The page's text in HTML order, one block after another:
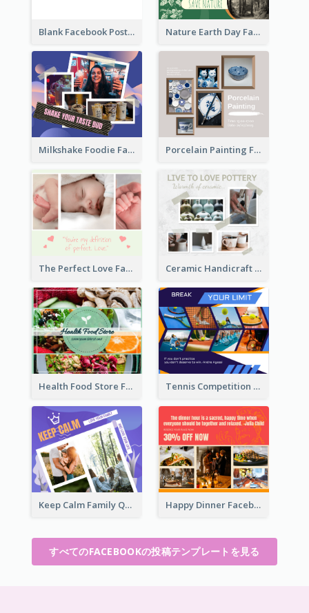
Blank Facebook Post Nature Earth Day Facebook Post
Milkshake Foodie Facebook Post Porcelain Painting Facebook Post
The Perfect Love Facebook Post Ceramic Handicraft Workshop Facebook Post
Health Food Store Facebook Post Tennis Competition Collage Facebook Post
Keep Calm Family Quote Facebook Post Happy Dinner Facebook Post
すべてのFACEBOOKの投稿テンプレートを見る